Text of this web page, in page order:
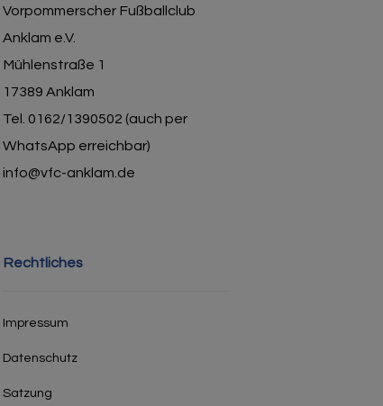
Vorpommerscher Fußballclub
Anklam e.V.
Mühlenstraße 1
17389 Anklam
Tel. 0162/1390502 (auch per
WhatsApp erreichbar)
info@vfc-anklam.de
Rechtliches
Impressum
Datenschutz
Satzung